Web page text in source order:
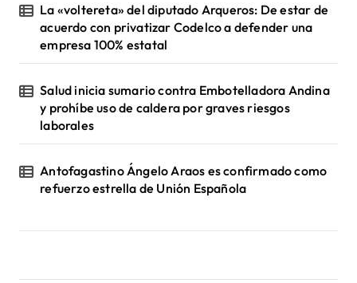
r
a
d
a
s
La «voltereta» del diputado Arqueros: De estar de
acuerdo con privatizar Codelco a defender una
empresa 100% estatal
Salud inicia sumario contra Embotelladora Andina
y prohíbe uso de caldera por graves riesgos
laborales
Antofagastino Ángelo Araos es confirmado como
refuerzo estrella de Unión Española